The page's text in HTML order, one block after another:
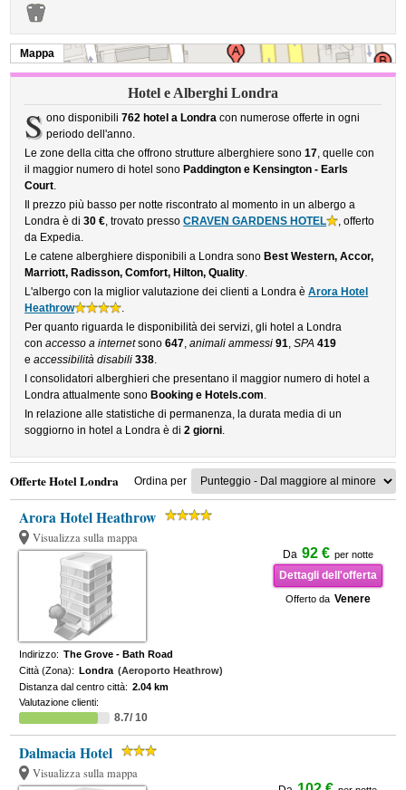
Mappa
Hotel e Alberghi Londra
S ono disponibili 762 hotel a Londracon numerose offerte in ogni
periodo dell'anno.
Le zone della citta che offrono strutture alberghiere sono17, quelle con
il maggior numero di hotel sono Paddington e Kensington - Earls
Court.
Il prezzo più basso per notte riscontrato al momento in un albergo a
Londra è di30 €, trovato pressoCRAVEN GARDENS HOTEL
, offerto
da Expedia.
Le catene alberghiere disponibili a Londra sono Best Western, Accor,
Marriott, Radisson, Comfort, Hilton, Quality.
L'albergo con la miglior valutazione dei clienti a Londra èArora Hotel
Heathrow
.
Per quanto riguarda le disponibilità dei servizi, gli hotel a Londra
conaccesso a internetsono647,animali ammessi 91,SPA 419
eaccessibilità disabili 338.
I consolidatori alberghieri che presentano il maggior numero di hotel a
Londra attualmente sono Booking e Hotels.com.
In relazione alle statistiche di permanenza, la durata media di un
soggiorno in hotel a Londra è di2 giorni.
Offerte Hotel Londra Ordina per
Arora Hotel Heathrow
Visualizza sulla mappa
Da 92 € per notte
Dettagli dell'offerta
Offerto da Venere
Indirizzo: The Grove - Bath Road
Città (Zona): Londra (Aeroporto Heathrow)
Distanza dal centro città: 2.04 km
Valutazione clienti:
8.7/ 10
Dalmacia Hotel
Visualizza sulla mappa